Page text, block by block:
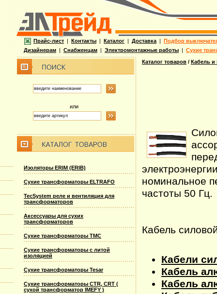
Прайс-лист | Контакты | Каталог | Доставка | Подбор
Дизайнерам | Снабженцам | Электромонтажные работы | Сухие
или
Изоляторы ERIM (ERIB)
Сухие трансформаторы ELTRAFO
TecSystem реле и вентиляция для
трансформаторов
Аксессуары для сухих
трансформаторов
Сухие трансформаторы TMC
Сухие трансформаторы с литой
изоляцией
Сухие трансформаторы Tesar
Сухие трансформаторы CTR, CRT (
сухой трансформатор IMEFY )
Каталог товаров / Кабель и
номинальное
частоты 50 Гц.
Кабель
Кабели
Кабель
Кабель